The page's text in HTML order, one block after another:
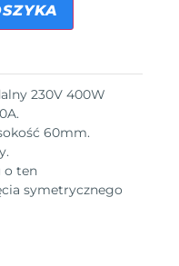
230V 400W
60mm.
o ten
symetrycznego